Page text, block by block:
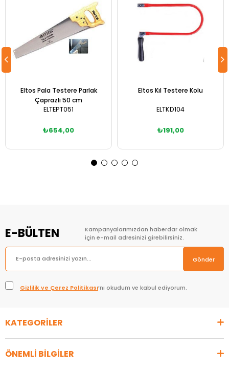
Eltos Pala Testere Parlak
Çaprazlı 50 cm
ELTEPT051
₺654,00
Eltos Kıl Testere Kolu
ELTKD104
₺191,00
E-BÜLTEN
Kampanyalarımızdan haberdar olmak
için e-mail adresinizi girebilirsiniz.
Gönder
Gizlilik ve Çerez Politikası’nı okudum ve kabul ediyorum.
KATEGORİLER
ÖNEMLİ BİLGİLER